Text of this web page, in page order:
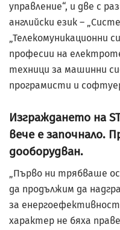
управление“, и две с
английски език –
„Телекомуникационни
професии на
техници за машинни
програмисти и
Изграждането на
вече е започнало.
дооборудван.
„Първо ни трябваше
да продължим да
за
характер не бяха